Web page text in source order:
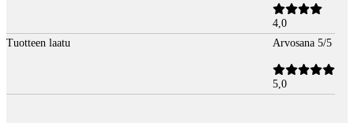
4,0
Tuotteen laatu
Arvosana 5/5
5,0